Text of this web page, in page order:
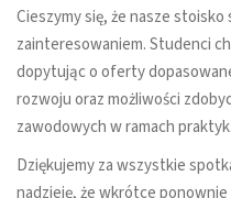
Cieszymy się, że nasze stoisko
zainteresowaniem. Studenci
dopytując o oferty
rozwoju oraz możliwości
zawodowych w ramach praktyk.
Dziękujemy za wszystkie
nadzieję, że wkrótce